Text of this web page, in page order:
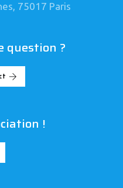
75017 Paris
question ?
!